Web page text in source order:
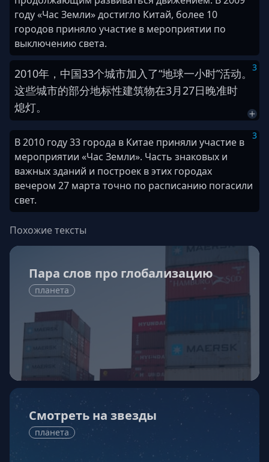
году «Час Земли» достигло Китай, более 10
городов приняло участие в мероприятии по
выключению света.
3
2010年 ， 中国33个城市加入了“地球一小时”活动。
这些城市的部分地标性建筑物在3月27日晚准时
熄灯。
3
В 2010 году 33 города в Китае приняли участие в
мероприятии «Час Земли». Часть знаковых и
важных зданий и построек в этих городах
вечером 27 марта точно по расписанию погасили
свет.
Похожие тексты
Пара слов про глобализацию
планета
Смотреть на звезды
планета